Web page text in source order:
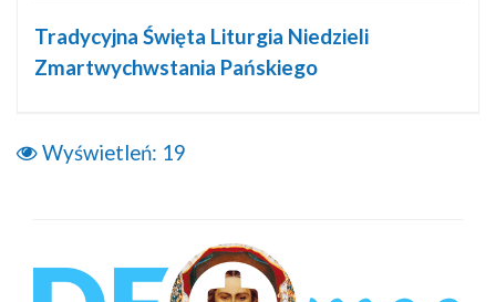
Tradycyjna Święta Liturgia Niedzieli
Zmartwychwstania Pańskiego
Wyświetleń: 19